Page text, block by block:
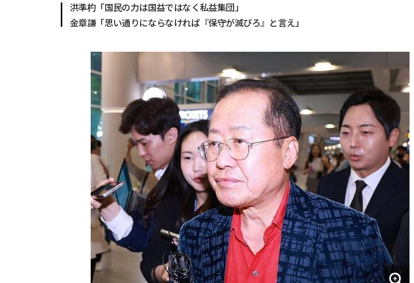
洪準杓「国民の力は国益ではなく私益集団」
金章謙「思い通りにならなければ『保守が滅びろ』と言え」